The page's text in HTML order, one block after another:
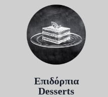
Επιδόρπια
Desserts